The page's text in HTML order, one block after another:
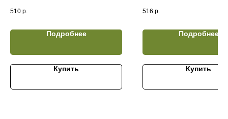
510 р.
Подробнее
Купить
516 р.
Подробнее
Купить